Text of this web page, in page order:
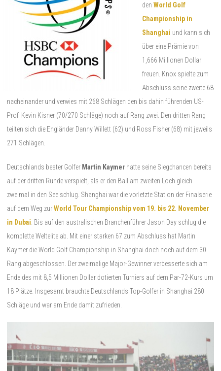
den World Golf
Championship in
Shanghai und kann sich
über eine Prämie von
1,666 Millionen Dollar
freuen. Knox spielte zum
Abschluss seine zweite 68
nacheinander und verwies mit 268 Schlägen den bis dahin führenden US-
Profi Kevin Kisner (70/270 Schläge) noch auf Rang zwei. Den dritten Rang
teilten sich die Engländer Danny Willett (62) und Ross Fisher (68) mit jeweils
271 Schlägen.
Deutschlands bester Golfer Martin Kaymer hatte seine Siegchancen bereits
auf der dritten Runde verspielt, als er den Ball am zweiten Loch gleich
zweimal in den See schlug. Shanghai war die vorletzte Station der Finalserie
auf dem Weg zurWorld Tour Championship vom 19. bis 22. November
in Dubai . Bis auf den australischen Branchenführer Jason Day schlug die
komplette Weltelite ab. Mit einer starken 67 zum Abschluss hat Martin
Kaymer die World Golf Championship in Shanghai doch noch auf dem 30.
Rang abgeschlossen. Der zweimalige Major-Gewinner verbesserte sich am
Ende des mit 8,5 Millionen Dollar dotierten Turniers auf dem Par-72-Kurs um
18 Plätze. Insgesamt brauchte Deutschlands Top-Golfer in Shanghai 280
Schläge und war am Ende damit zufrieden.